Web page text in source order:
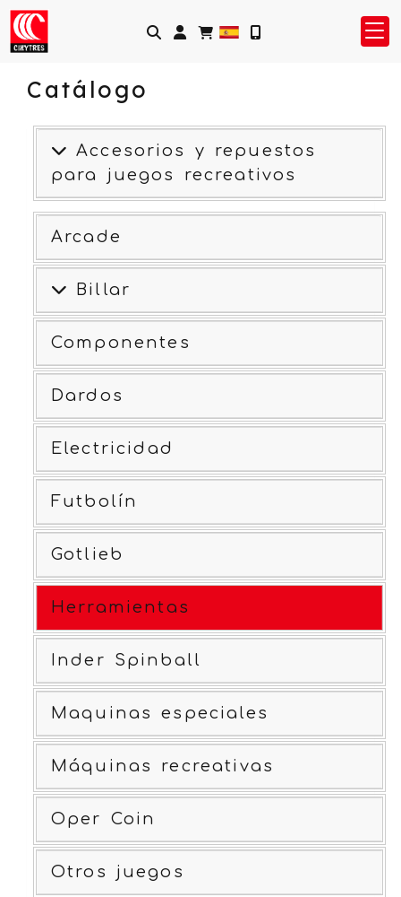
Identifícate
Catálogo
Accesorios y repuestos
para juegos recreativos
Arcade
Billar
Componentes
Dardos
Electricidad
Futbolín
Gotlieb
Herramientas
Inder Spinball
Maquinas especiales
Máquinas recreativas
Oper Coin
Otros juegos